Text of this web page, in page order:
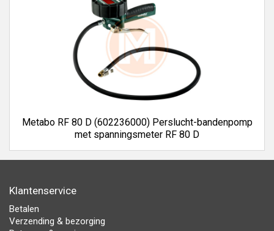
Metabo RF 80 D (602236000) Perslucht-bandenpomp
met spanningsmeter RF 80 D
Klantenservice
Betalen
Verzending & bezorging